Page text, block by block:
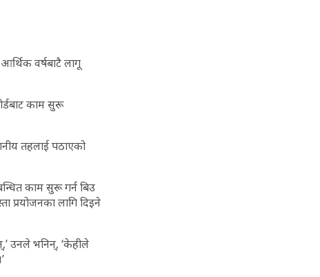
वर्षबाटै लागू
काम सुरू
तहलाई पठाएको
काम सुरू गर्न बिउ
लागि दिइने
उनले भनिन्, ‘केहीले